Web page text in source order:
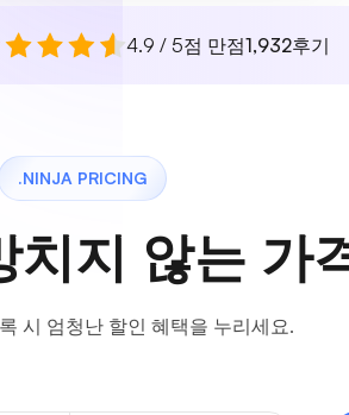
4.9 / 5점 만점1,932후기
.NINJA PRICING
치지 않는 가
시 엄청난 할인 혜택을 누리세요.